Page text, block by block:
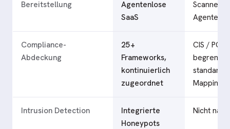
Bereitstellung
Agentenlose
SaaS
Scanner
Agenten
Compliance-
Abdeckung
25+
Frameworks,
kontinuierlich
zugeordnet
CIS / PCI /
Mapping
Intrusion Detection
Integrierte
Honeypots
Nicht nativ